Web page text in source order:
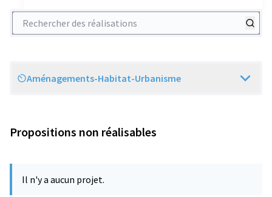
Rechercher des réalisations
Scope
Aménagements-Habitat-Urbanisme
Propositions non réalisables
Il n'y a aucun projet.